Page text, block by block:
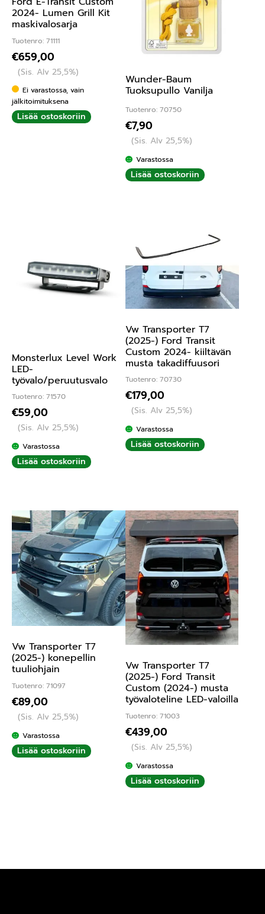
2024- Lumen Grill Kit
maskivalosarja
Tuotenro: 71111
€659,00
(Sis. Alv 25,5%)
Ei varastossa, vain
jälkitoimituksena
Lisää ostoskoriin
Wunder-Baum
Tuoksupullo Vanilja
Tuotenro: 70750
€7,90
(Sis. Alv 25,5%)
Varastossa
Lisää ostoskoriin
Monsterlux Level Work
LED-
työvalo/peruutusvalo
Tuotenro: 71570
€59,00
(Sis. Alv 25,5%)
Varastossa
Lisää ostoskoriin
Vw Transporter T7
(2025-) Ford Transit
Custom 2024- kiiltävän
musta takadiffuusori
Tuotenro: 70730
€179,00
(Sis. Alv 25,5%)
Varastossa
Lisää ostoskoriin
Vw Transporter T7
(2025-) konepellin
tuuliohjain
Tuotenro: 71097
€89,00
(Sis. Alv 25,5%)
Varastossa
Lisää ostoskoriin
Vw Transporter T7
(2025-) Ford Transit
Custom (2024-) musta
työvaloteline LED-valoilla
Tuotenro: 71003
€439,00
(Sis. Alv 25,5%)
Varastossa
Lisää ostoskoriin